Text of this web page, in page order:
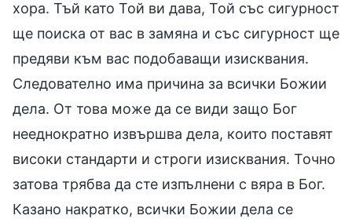
хора. Тъй като Той ви дава, Той със сигурност
ще поиска от вас в замяна и със сигурност ще
предяви към вас подобаващи изисквания.
Следователно има причина за всички Божии
дела. От това може да се види защо Бог
нееднократно извършва дела, които поставят
високи стандарти и строги изисквания. Точно
затова трябва да сте изпълнени с вяра в Бог.
Казано накратко, всички Божии дела се